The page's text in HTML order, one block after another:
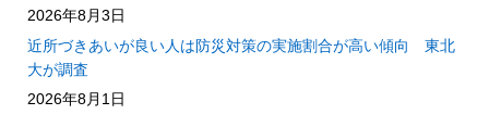
2026年8月3日
近所づきあいが良い人は防災対策の実施割合が高い傾向 東北
大が調査
2026年8月1日